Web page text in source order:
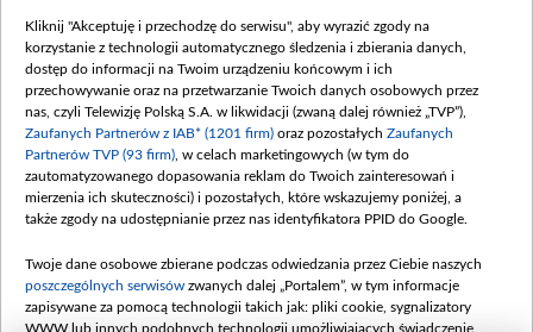
Procedura zgłoszeń wewnętrznych
Kliknij "Akceptuję i przechodzę do serwisu", aby wyrazić zgody na
korzystanie z technologii automatycznego śledzenia i zbierania danych,
dostęp do informacji na Twoim urządzeniu końcowym i ich
przechowywanie oraz na przetwarzanie Twoich danych osobowych przez
nas, czyli Telewizję Polską S.A. w likwidacji (zwaną dalej również „TVP”),
Zaufanych Partnerów z IAB* (1201 firm) oraz pozostałych Zaufanych
Partnerów TVP (93 firm) , w celach marketingowych (w tym do
zautomatyzowanego dopasowania reklam do Twoich zainteresowań i
mierzenia ich skuteczności) i pozostałych, które wskazujemy poniżej, a
także zgody na udostępnianie przez nas identyfikatora PPID do Google.
Twoje dane osobowe zbierane podczas odwiedzania przez Ciebie naszych
poszczególnych serwisów zwanych dalej „Portalem”, w tym informacje
zapisywane za pomocą technologii takich jak: pliki cookie, sygnalizatory
WWW lub innych podobnych technologii umożliwiających świadczenie